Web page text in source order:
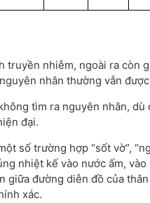
truyền nhiễm, ngoài ra còn
nhân thường vẫn
tìm ra nguyên nhân,
đại.
số trường hợp “sốt vờ”,
nhiệt kế vào nước ấm,
giữa đường diễn đồ của
xác.